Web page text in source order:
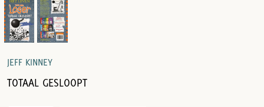
JEFF KINNEY
TOTAAL GESLOOPT